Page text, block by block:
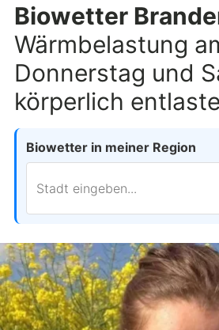
Biowetter
Wärmbelastung
Donnerstag und
körperlich
Biowetter in meiner Region